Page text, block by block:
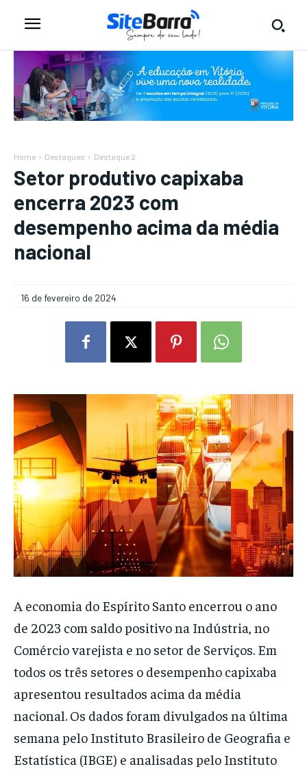
Home Destaques Destaque 2
Setor produtivo capixaba
encerra 2023 com
desempenho acima da média
nacional
16 de fevereiro de 2024
A economia do Espírito Santo encerrou o ano
de 2023 com saldo positivo na Indústria, no
Comércio varejista e no setor de Serviços. Em
todos os três setores o desempenho capixaba
apresentou resultados acima da média
nacional. Os dados foram divulgados na última
semana pelo Instituto Brasileiro de Geografia e
Estatística (IBGE) e analisadas pelo Instituto